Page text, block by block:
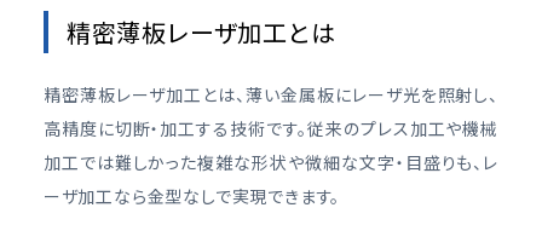
精密薄板レーザ加工とは
精密薄板レーザ加工とは、薄い金属板にレーザ光を照射し、
高精度に切断・加工する技術です。従来のプレス加工や機械
加工では難しかった複雑な形状や微細な文字・目盛りも、レ
ーザ加工なら金型なしで実現できます。